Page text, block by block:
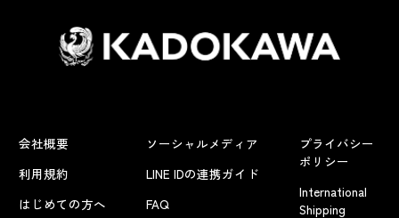
会社概要
利用規約
はじめての方へ
ソーシャルメディア
LINE IDの連携ガイド
FAQ
プライバシー
ポリシー
International
Shipping